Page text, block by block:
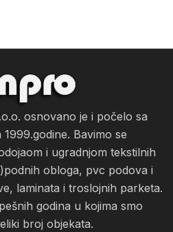
osnovano je i počelo sa
Bavimo se
i ugradnjom tekstilnih
obloga, pvc podova i
laminata i troslojnih parketa.
godina u kojima smo
broj objekata.